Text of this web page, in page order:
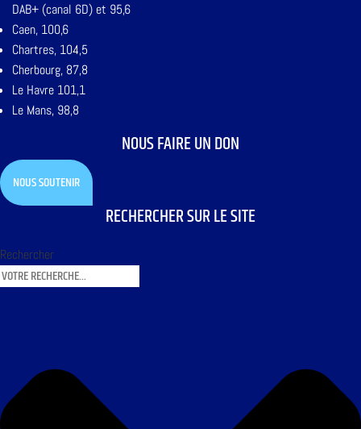
DAB+ (canal 6D) et 95,6
Caen, 100,6
Chartres, 104,5
Cherbourg, 87,8
Le Havre 101,1
Le Mans, 98,8
NOUS FAIRE UN DON
NOUS SOUTENIR
RECHERCHER SUR LE SITE
Rechercher